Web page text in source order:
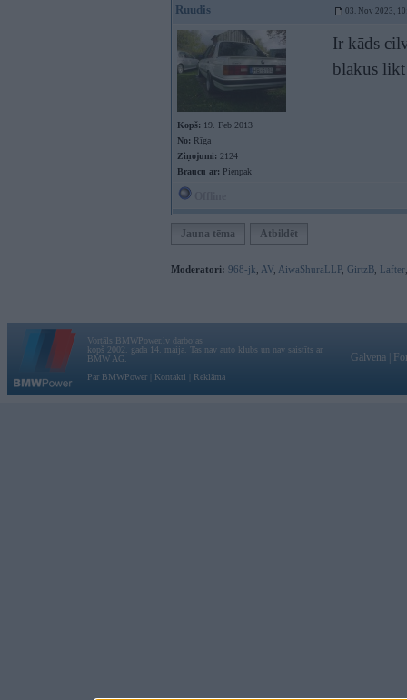
Ruudis 03. Nov 2023,
Kopš: 19. Feb 2013
No: Rīga
Ziņojumi: 2124
Braucu ar: Pienpak
Ir kāds
blakus
Jauna tēma Atbildēt
Moderatori: 968-jk AV AiwaShuraLLP, GirtzB Lafter
Vortāls BMWPower.lv darbojas
kopš 2002. gada 14. maija. Tas nav auto klubs un nav saistīts ar
BMW AG.
Par BMWPower
Kontakti Reklāma
Galvena